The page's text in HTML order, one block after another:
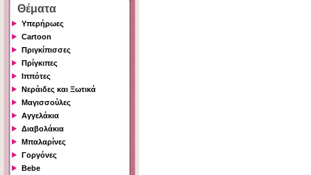
Θέματα
Υπερήρωες
Cartoon
Πριγκίπισσες
Πρίγκιπες
Ιππότες
Νεράιδες και Ξωτικά
Μαγισσούλες
Αγγελάκια
Διαβολάκια
Μπαλαρίνες
Γοργόνες
Bebe